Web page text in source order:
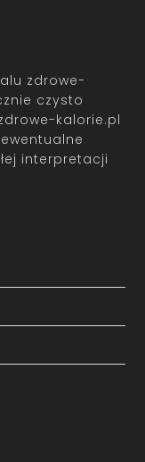
zdrowe-
czysto
kalorie.pl
interpretacji